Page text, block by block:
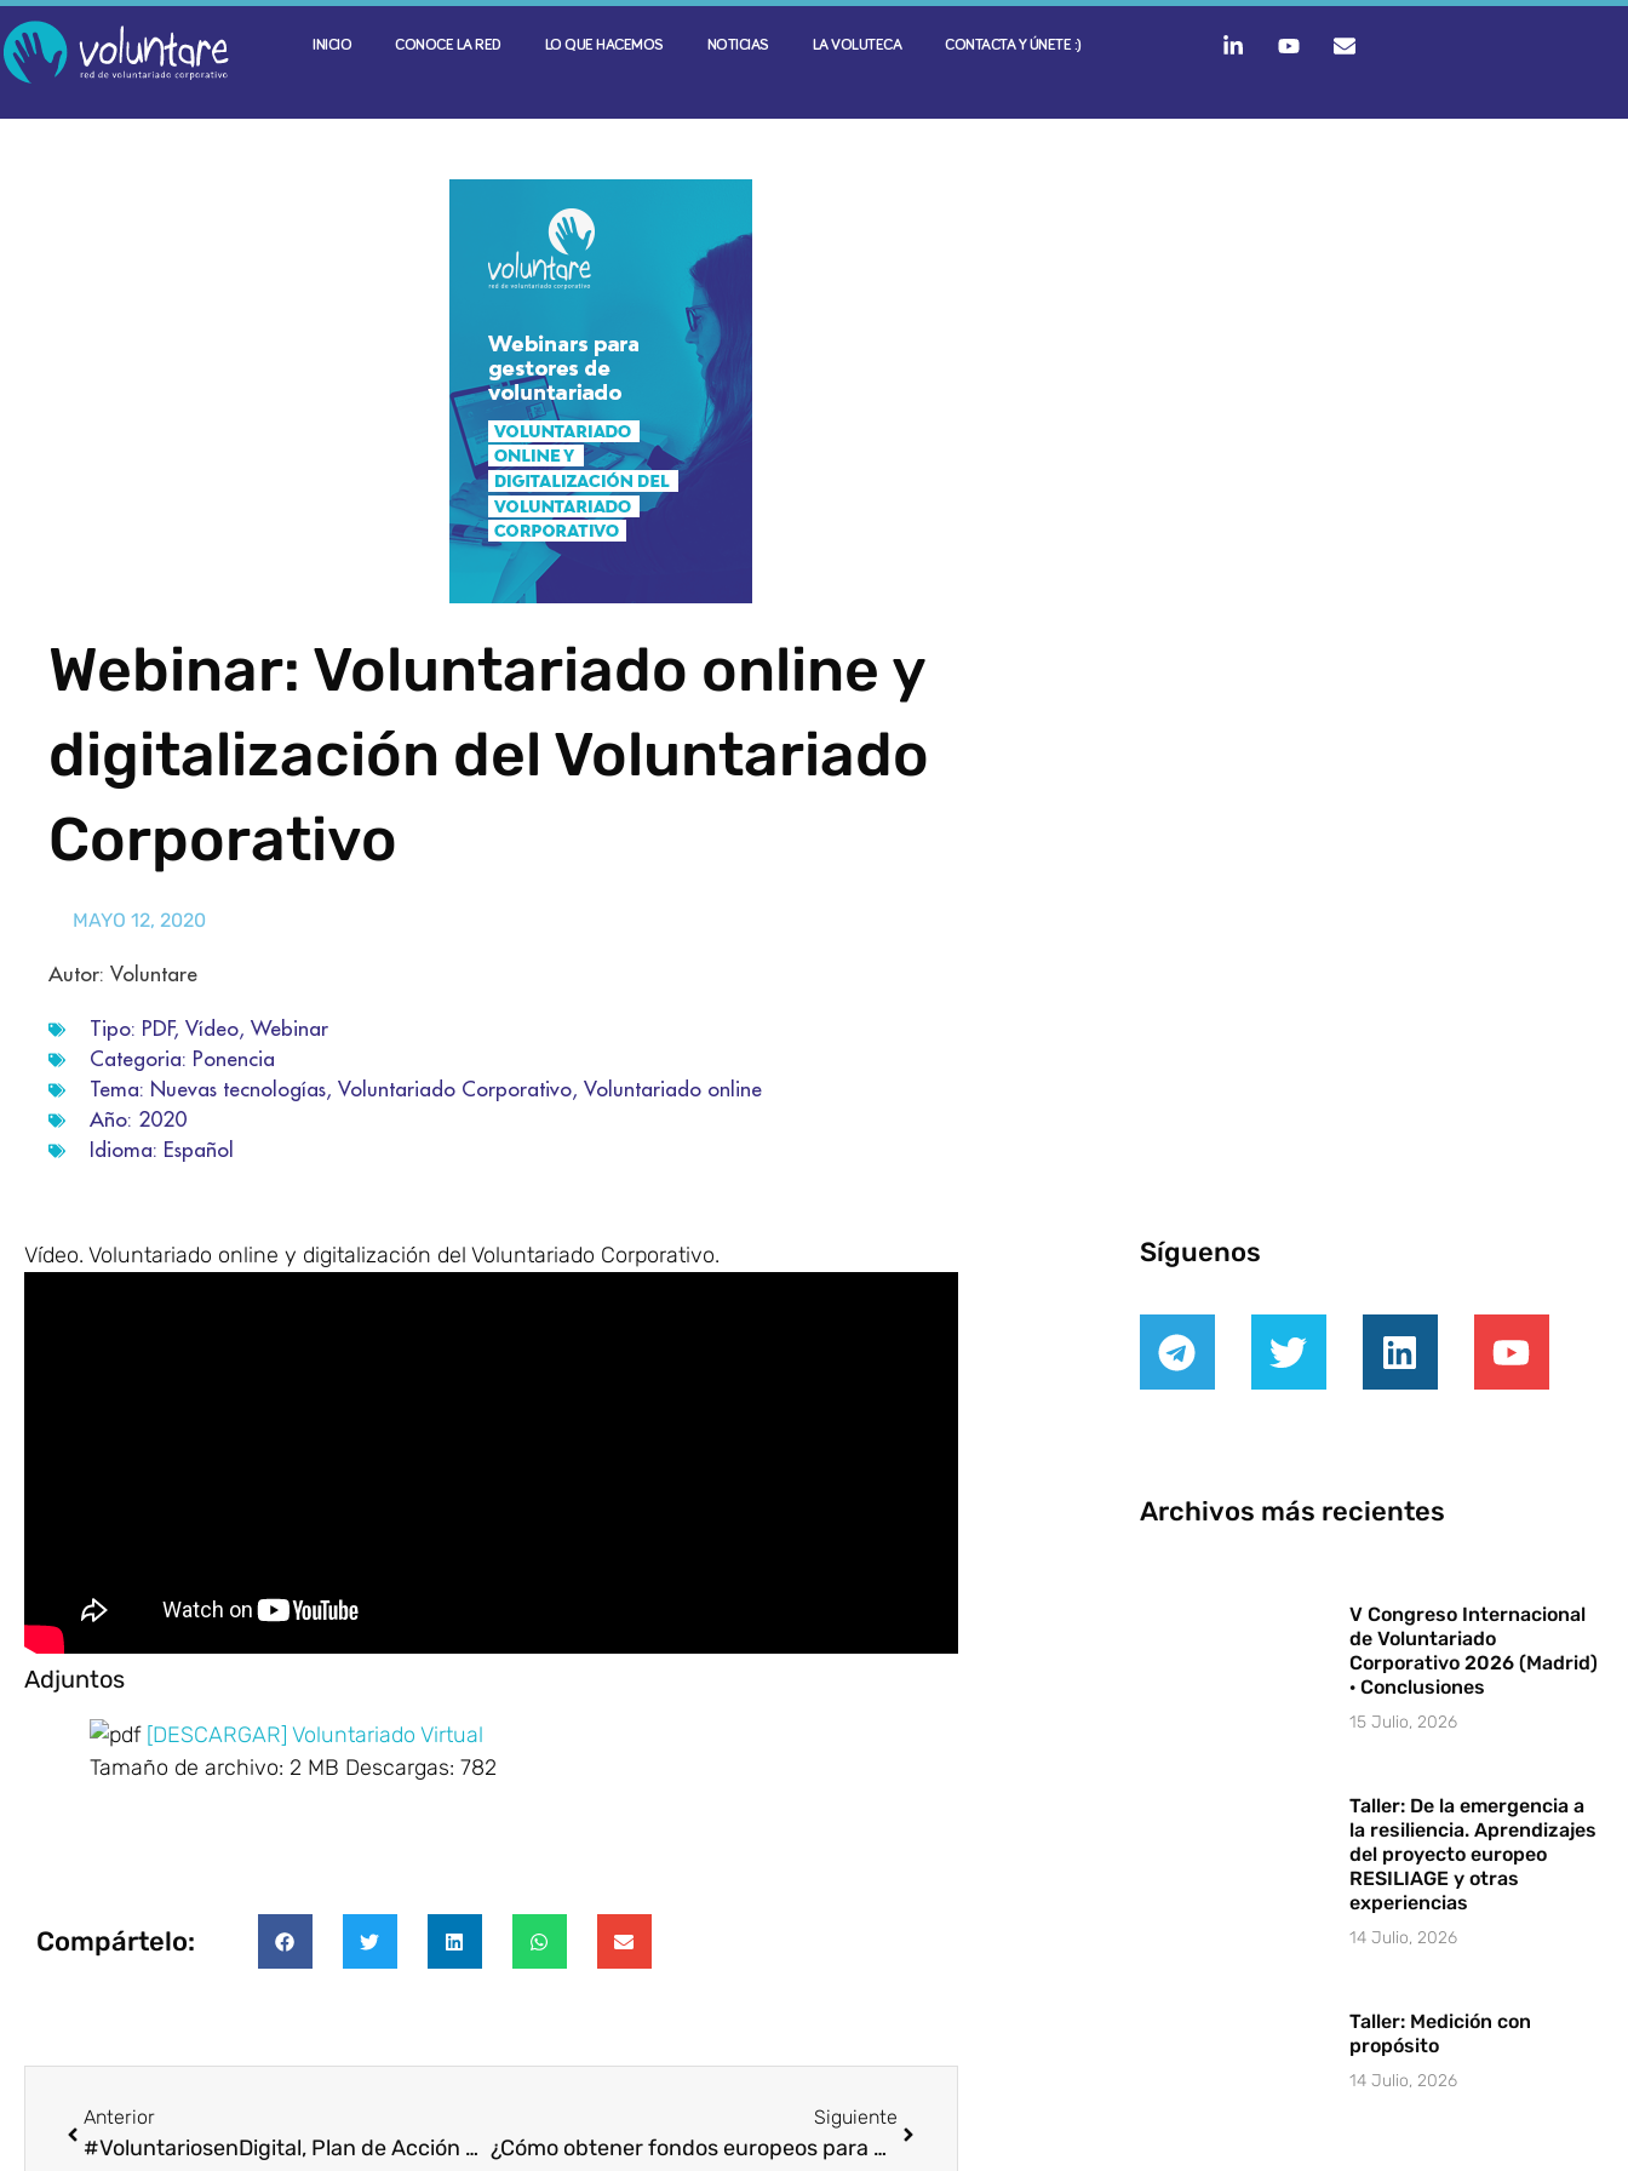
INICIO CONOCE LA RED LO QUE HACEMOS NOTICIAS LA VOLUTECA CONTACTA Y ÚNETE :)
Webinar: Voluntariado online y
digitalización del Voluntariado
Corporativo
MAYO 12, 2020
Autor: Voluntare
Tipo: PDF, Vídeo, Webinar
Categoria: Ponencia
Tema: Nuevas tecnologías, Voluntariado Corporativo, Voluntariado online
Año: 2020
Idioma: Español
Vídeo. Voluntariado online y digitalización del Voluntariado Corporativo.
Adjuntos
[DESCARGAR] Voluntariado Virtual
Tamaño de archivo: 2 MB Descargas: 782
Compártelo:
Anterior
#VoluntariosenDigital, Plan de Acción COVID-19
Siguiente
¿Cómo obtener fondos europeos para entidades?
Síguenos
Archivos más recientes
V Congreso Internacional
de Voluntariado
Corporativo 2026 (Madrid)
· Conclusiones
15 Julio, 2026
Taller: De la emergencia a
la resiliencia. Aprendizajes
del proyecto europeo
RESILIAGE y otras
experiencias
14 Julio, 2026
Taller: Medición con
propósito
14 Julio, 2026